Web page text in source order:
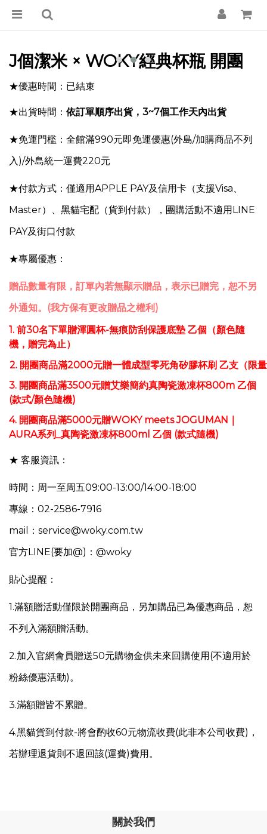
J個潔米 × WOKY經典杯瓶 開團
★優惠時間：已結束
★出貨時間： 依訂單順序出貨，3~7個工作天內出貨
★免運門檻：全館滿990元即免運優惠(外島/加購商品不列
入)/外島統一運費220元
★付款方式：僅適用APPLE PAY及信用卡（支援Visa、
Master）、黑貓宅配（貨到付款），團購活動不適用LINE
PAY及街口付款
★專屬優惠：
贈品數量有限，訂單內若無顯示贈品，表示已贈完，恕不另
外通知。(我方保有更改贈品之權利)
1. 前30名下單贈渾圓杯-無痕防刮保護底墊 乙個（顏色隨
機，贈完為止）
2. 開團商品滿2000元贈一體成型零死角矽膠杯刷 乙支 （限
3. 開團商品滿3500元贈艾樂簡約真陶瓷激凍杯800m 乙個
(款式/顏色隨機)
4. 開團商品滿5000元贈WOKY meets JOGUMAN｜
AURA系列_真陶瓷激凍杯800ml 乙個 (款式隨機)
★ 客服資訊：
時間：周一至周五09:00-13:00/14:00-18:00
專線：02-2586-7916
mail：service@woky.com.tw
官方LINE(要加@)：@woky
貼心提醒：
1.滿額贈活動僅限於開團商品，另加購品已為優惠商品，恕
不列入滿額贈活動。
2.加入官網會員贈送50元購物金供未來回購使用(不適用於
粉絲優惠活動)。
3.滿額贈皆不累贈。
4.黑貓貨到付款-將會酌收60元物流收費(此非本公司收費)，
若辦理退貨則不退回該(運費)費用。
關於我們